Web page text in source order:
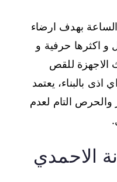
بهدف ارضاء
و اكثرها حرفية و
الاجهزة للقص
بالبناء، يعتمد
التام لعدم
الاحمدي